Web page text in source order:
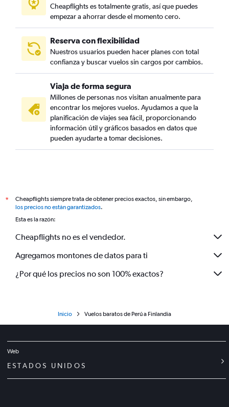
Cheapflights es totalmente gratis, así que puedes
empezar a ahorrar desde el momento cero.
Reserva con flexibilidad
Nuestros usuarios pueden hacer planes con total
confianza y buscar vuelos sin cargos por cambios.
Viaja de forma segura
Millones de personas nos visitan anualmente para
encontrar los mejores vuelos. Ayudamos a que la
planificación de viajes sea fácil, proporcionando
información útil y gráficos basados en datos que
pueden ayudarte a tomar decisiones.
*
Cheapflights siempre trata de obtener precios exactos, sin embargo,
los precios no están garantizados.
Esta es la razón:
Cheapflights no es el vendedor.
Agregamos montones de datos para ti
¿Por qué los precios no son 100% exactos?
Inicio Vuelos baratos de Perú a Finlandia
Web
ESTADOS UNIDOS